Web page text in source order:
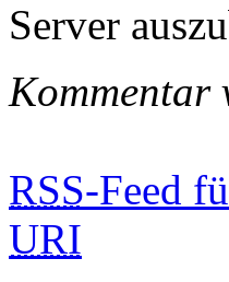
Server
Kommentar
RSS-Feed
URI